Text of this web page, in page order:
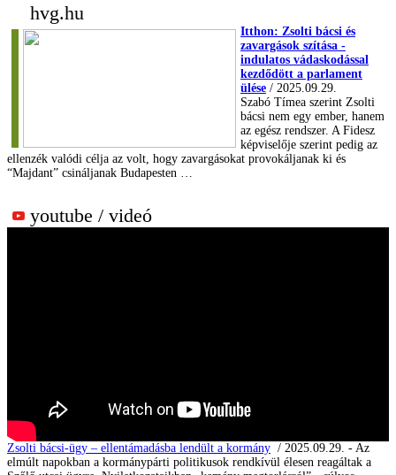
hvg.hu
Itthon: Zsolti bácsi és
zavargások szítása -
indulatos vádaskodással
kezdődött a parlament
ülése / 2025.09.29.
Szabó Tímea szerint Zsolti
bácsi nem egy ember, hanem
az egész rendszer. A Fidesz
képviselője szerint pedig az
ellenzék valódi célja az volt, hogy zavargásokat provokáljanak ki és
“Majdant” csináljanak Budapesten …
youtube / videó
Zsolti bácsi-ügy – ellentámadásba lendült a kormány / 2025.09.29. - Az
elmúlt napokban a kormánypárti politikusok rendkívül élesen reagáltak a